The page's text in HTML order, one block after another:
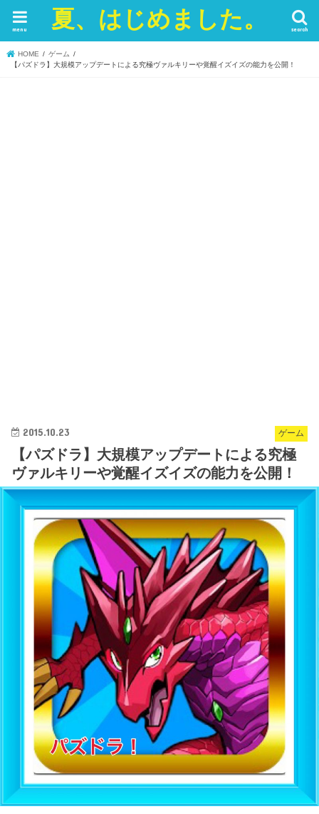
夏、はじめました。 search
menu
HOME
ゲーム
【パズドラ】大規模アップデートによる究極ヴァルキリーや覚醒イズイズの能力を公開！
ゲーム
2015.10.23
【パズドラ】大規模アップデートによる究極
ヴァルキリーや覚醒イズイズの能力を公開！